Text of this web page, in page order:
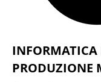
INFORMATICA
PRODUZIONE